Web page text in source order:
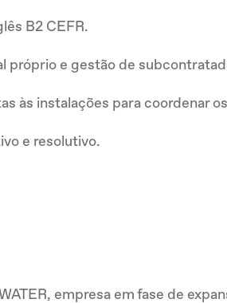
B2 CEFR.
próprio e gestão de
às instalações para coordenar
e resolutivo.
empresa em fase de